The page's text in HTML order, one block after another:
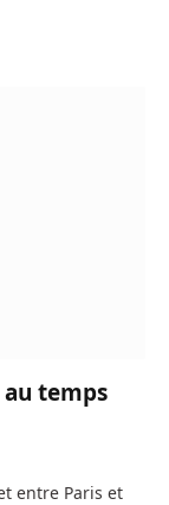
temps
entre Paris et